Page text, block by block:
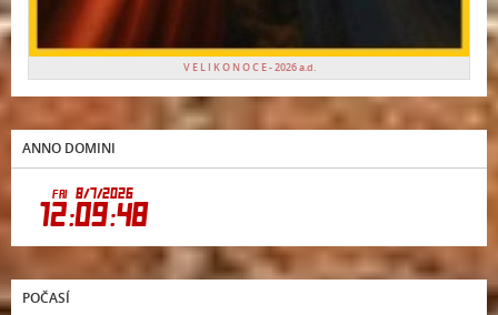
V E L I K O N O C E - 2026 a.d.
ANNO DOMINI
POČASÍ